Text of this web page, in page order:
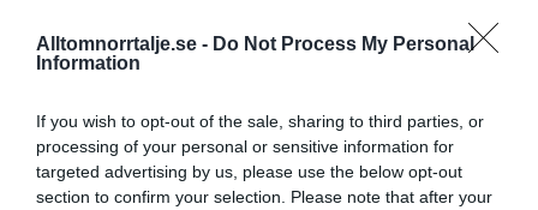
Alltomnorrtalje.se - Do Not Process My Personal
Information
If you wish to opt-out of the sale, sharing to third parties, or
processing of your personal or sensitive information for
targeted advertising by us, please use the below opt-out
section to confirm your selection. Please note that after your
Panthalassa Åre AB registrerat –
fastighetsförvaltning i Yxlan
25/3 NYA BOLAG